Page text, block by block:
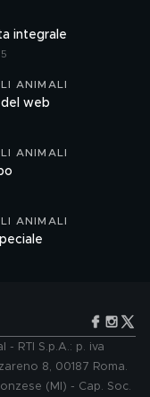
integrale
ANIMALI
web
ANIMALI
ANIMALI
RTI S.p.A.: p. iva
8, 00187 Roma.
(MI) - Cap. Soc.